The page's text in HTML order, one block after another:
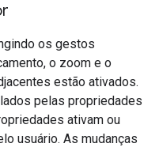
os gestos
o zoom e o
estão ativados.
pelas propriedades
ativam ou
usuário. As mudanças